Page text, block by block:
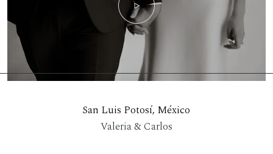
Valeria & Carlos
San Luis Potosí, México